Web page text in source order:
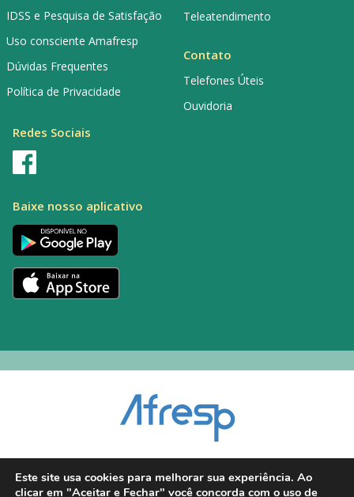
IDSS e Pesquisa de Satisfação
Uso consciente Amafresp
Dúvidas Frequentes
Política de Privacidade
Teleatendimento
Contato
Telefones Úteis
Ouvidoria
Redes Sociais
Baixe nosso aplicativo
dpo@afresp.org.br
Este site usa cookies para melhorar sua experiência. Ao
clicar em "Aceitar e Fechar" você concorda com o uso de